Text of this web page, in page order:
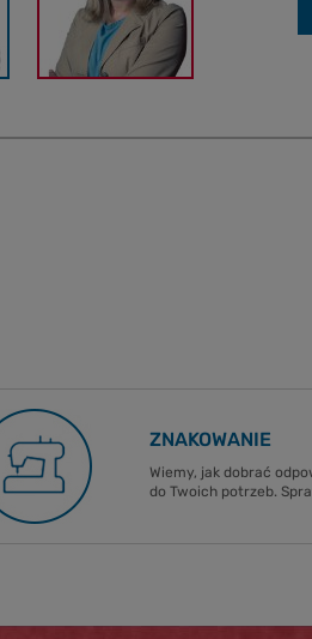
ZNAKOWANIE
Wiemy, jak dobrać
do Twoich potrzeb.